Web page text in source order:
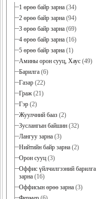
1 өрөө байр зарна (34)
2 өрөө байр зарна (94)
3 өрөө байр зарна (69)
4 өрөө байр зарна (16)
5 өрөө байр зарна (1)
Амины орон сууц, Хаус (49)
Барилга (6)
Газар (22)
Граж(21)
Гэр (2)
Жуулчний бааз (2)
Зуслангын байшин (32)
Лангуу зарна (3)
Нийтийн байр зарна (2)
Орон сууц (3)
Оффис үйлчилгээний барилга
зарна (16)
Оффисын өрөө зарна (3)